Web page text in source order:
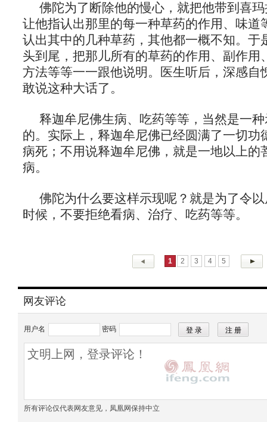
佛陀为了断除他的慢心，就把他带到喜
让他指认出那里的每一种草药的作用、味道
认出其中的几种草药，其他都一概不知。于
头到尾，把那儿所有的草药的作用、副作用
方法等等一一跟他说明。医生听后，深感自
敢说这种大话了。
释迦牟尼佛生病、吃药等等，当然是一
的。实际上，释迦牟尼佛已经圆满了一切功
病死；不用说释迦牟尼佛，就是一地以上的
病。
佛陀为什么要这样示现呢？就是为了令
时候，不要拒绝看病、治疗、吃药等等。
1 2 3 4 5
网友评论
用户名 密码
所有评论仅代表网友意见，凤凰网保持中立